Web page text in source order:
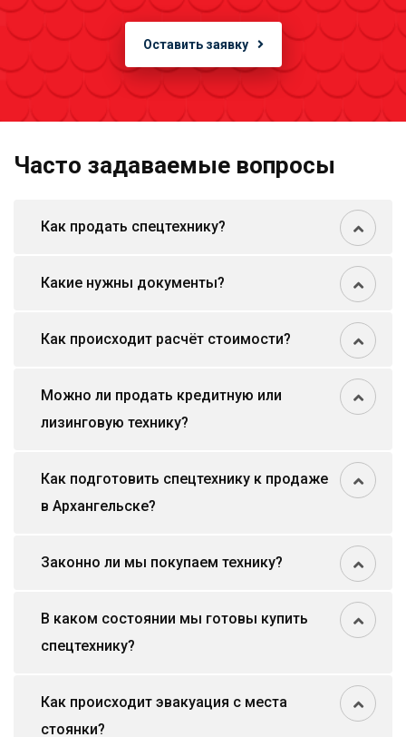
Оставить заявку
Часто задаваемые вопросы
Как продать спецтехнику?
Какие нужны документы?
Как происходит расчёт стоимости?
Можно ли продать кредитную или
лизинговую технику?
Как подготовить спецтехнику к продаже
в Архангельске?
Законно ли мы покупаем технику?
В каком состоянии мы готовы купить
спецтехнику?
Как происходит эвакуация с места
стоянки?